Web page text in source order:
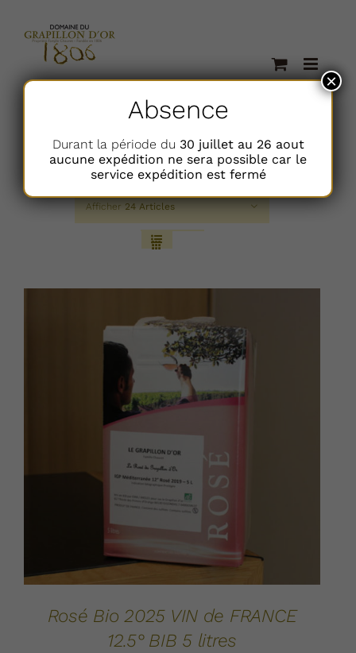
contenu
Trier parPopularité
Afficher 24 Articles
Rosé Bio 2025 VIN de FRANCE
12.5° BIB 5 litres
Absence
Durant la période du 30 juillet au 26 aout
aucune expédition ne sera possible car le
service expédition est fermé
×